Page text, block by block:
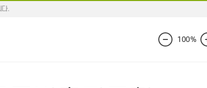
다.
화
100%